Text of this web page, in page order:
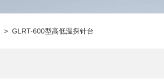
> GLRT-600型高低温探针台